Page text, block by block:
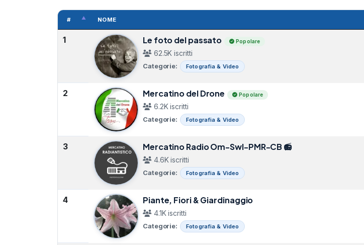
# NOME
1 Le foto del passato Popolare
62.5K iscritti
Categorie: Fotografia & Video
2 Mercatino del Drone Popolare
6.2K iscritti
Categorie: Fotografia & Video
3 Mercatino Radio Om-Swl-PMR-CB 📻
4.6K iscritti
Categorie: Fotografia & Video
4 Piante, Fiori & Giardinaggio
4.1K iscritti
Categorie: Fotografia & Video